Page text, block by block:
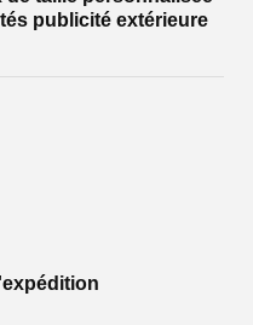
publicité extérieure